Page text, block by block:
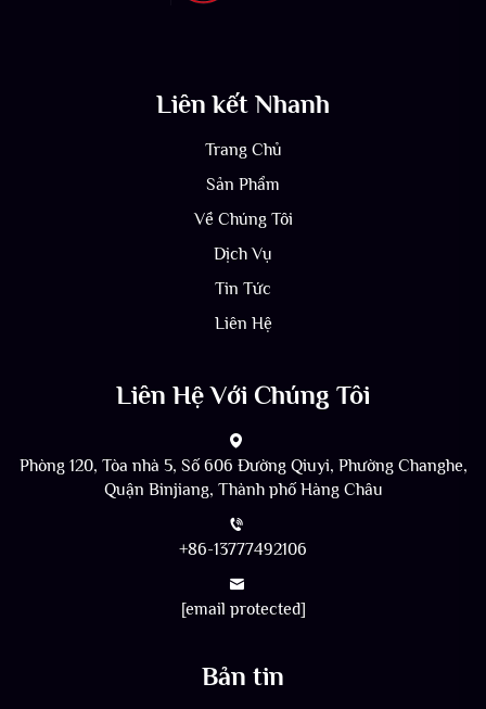
Liên kết Nhanh
Trang Chủ
Sản Phẩm
Về Chúng Tôi
Dịch Vụ
Tin Tức
Liên Hệ
Liên Hệ Với Chúng Tôi
Phòng 120, Tòa nhà 5, Số 606 Đường Qiuyi, Phường Changhe,
Quận Binjiang, Thành phố Hàng Châu
+86-13777492106
[email protected]
Bản tin